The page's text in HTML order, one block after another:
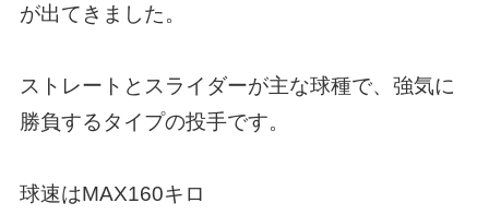
が出てきました。
ストレートとスライダーが主な球種で、強気に
勝負するタイプの投手です。
球速はMAX160キロ